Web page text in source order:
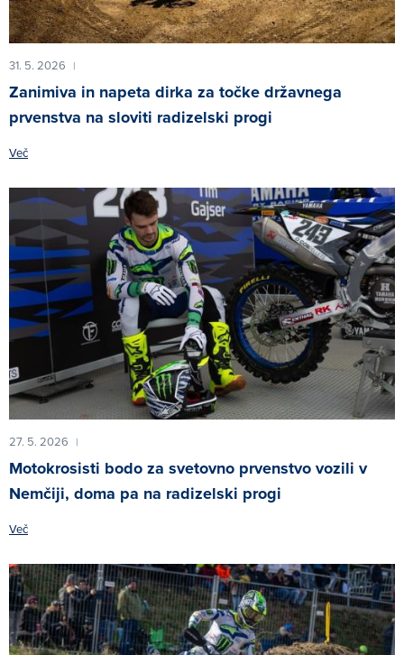
31. 5. 2026 |
Zanimiva in napeta dirka za točke državnega
prvenstva na sloviti radizelski progi
Več
27. 5. 2026 |
Motokrosisti bodo za svetovno prvenstvo vozili v
Nemčiji, doma pa na radizelski progi
Več